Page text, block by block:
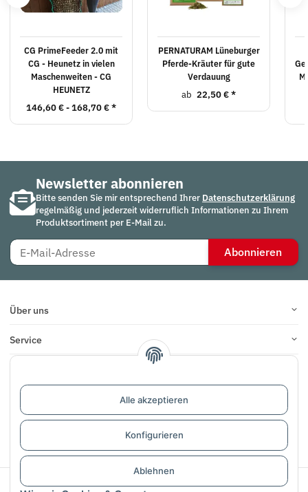
Alle akzeptieren
Konfigurieren
Ablehnen
CG PrimeFeeder 2.0 mit
CG - Heunetz in vielen
Maschenweiten - CG
HEUNETZ
146,60 € -168,70 €*
PERNATURAM Lüneburger
Pferde-Kräuter für gute
Verdauung
ab 22,50 €*
Newsletter abonnieren
Bitte senden Sie mir entsprechend Ihrer Datenschutzerklärung
regelmäßig und jederzeit widerruflich Informationen zu Ihrem
Produktsortiment per E-Mail zu.
Abonnieren
Über uns
Service
Vertrag widerrufen
Sichere Zahlung mit: